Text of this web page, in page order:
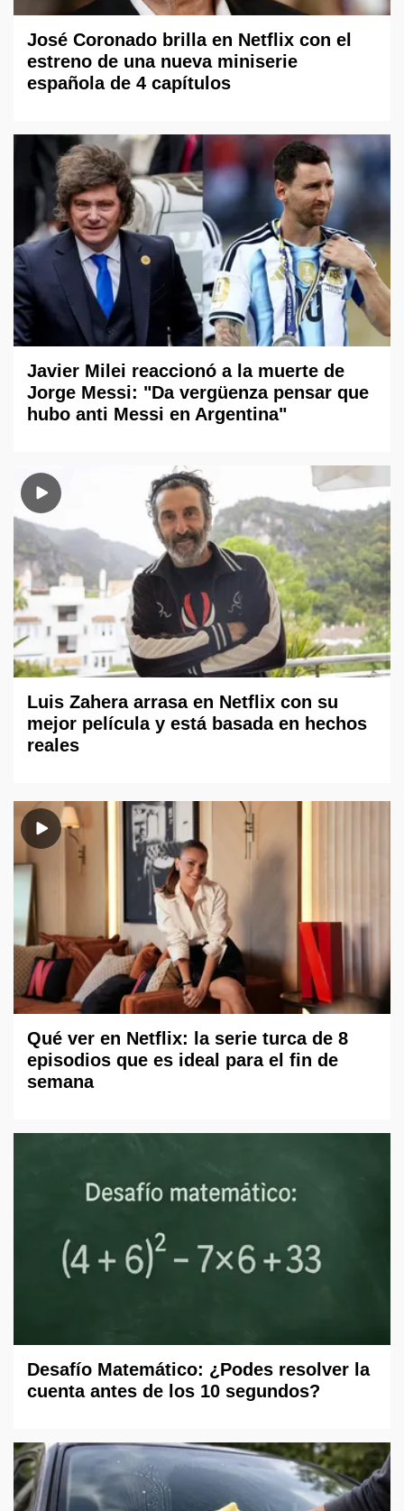
José Coronado brilla en Netflix con el
estreno de una nueva miniserie
española de 4 capítulos
Javier Milei reaccionó a la muerte de
Jorge Messi: "Da vergüenza pensar que
hubo anti Messi en Argentina"
Luis Zahera arrasa en Netflix con su
mejor película y está basada en hechos
reales
Qué ver en Netflix: la serie turca de 8
episodios que es ideal para el fin de
semana
Desafío Matemático: ¿Podes resolver la
cuenta antes de los 10 segundos?